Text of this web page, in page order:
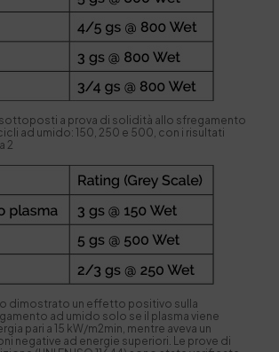
a prova di solidità allo sfregamento
ad umido: 150, 250 e 500, con i risultati
2
dimostrato un effetto positivo sulla
ad umido solo se il plasma viene
pari a 15 kW/m2min, mentre aveva un
negative ad energie superiori. Le prove di